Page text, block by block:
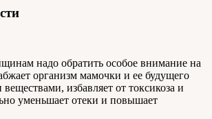
надо обратить особое внимание на
организм мамочки и ее будущего
избавляет от токсикоза и
уменьшает отеки и повышает